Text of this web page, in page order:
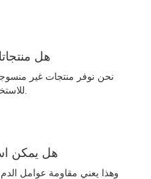
10.هل
نحن نوفر منتجات غير
للاستخدام مرة واحدة ، ويمكن التخلص منها.
11.هل